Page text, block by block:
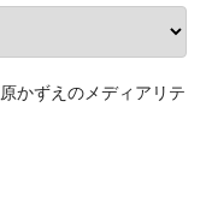
かずえのメディアリテ